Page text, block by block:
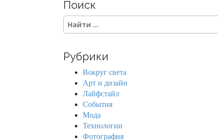
Поиск
S
e
c
Рубрики
Вокруг света
Арт и дизайн
Лайфстайл
События
Мода
Технологии
Фотография